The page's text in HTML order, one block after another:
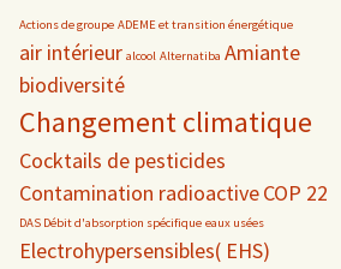
Actions de groupe ADEME et transition énergétique
air intérieur alcool Alternatiba Amiante
biodiversité
Changement climatique
Cocktails de pesticides
Contamination radioactiveCOP 22
DAS Débit d'absorption spécifique eaux usées
Electrohypersensibles( EHS)